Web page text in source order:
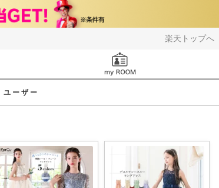
楽天トップへ
ユーザー